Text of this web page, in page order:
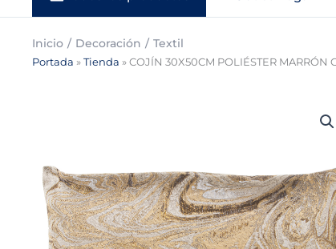
Inicio Decoración Textil
Portada » Tienda » COJÍN 30X50CM POLIÉSTER MARRÓN